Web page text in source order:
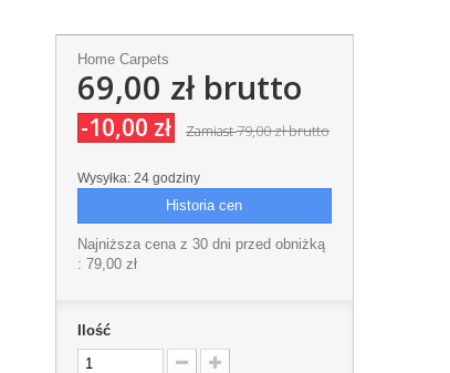
Home Carpets
69,00 złbrutto
-10,00 zł Zamiast79,00 złbrutto
Wysyłka: 24 godziny
Historia cen
Najniższa cena z 30 dni przed obniżką
: 79,00 zł
Ilość